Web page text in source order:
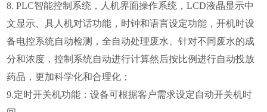
8. PLC智能控制系统，人机界面操作系统，LCD液晶显示中
文显示、具人机对话功能，时钟和语言设定功能，开机时设
备电控系统自动检测，全自动处理废水、针对不同废水的成
分和浓度，控制系统自动进行计算然后按比例进行自动投放
药品，更加科学化和合理化；
9.定时开关机功能：设备可根据客户需求设定自动开关机时